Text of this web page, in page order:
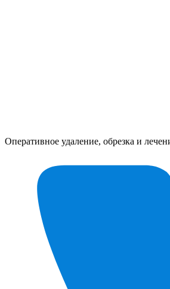
Оперативное удаление, обрезка и